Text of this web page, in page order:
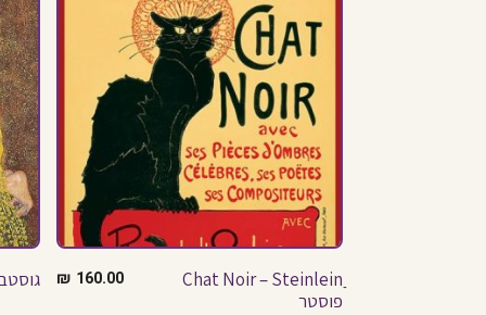
Chat Noir – Steinleinַ
פוסטר
160.00
₪